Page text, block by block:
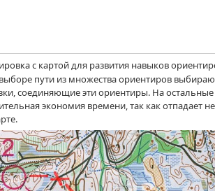
с картойдля развития навыков
пути из множестваориентиров
соединяющие эти ориентиры. На остальные
экономия времени, так как отпадает